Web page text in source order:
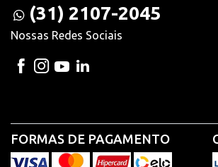
(31) 2107-2045
Nossas Redes Sociais
FORMAS DE PAGAMENTO